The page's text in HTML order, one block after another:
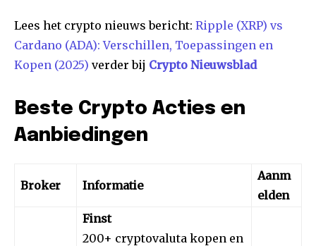
Lees het crypto nieuws bericht: Ripple (XRP) vs
Cardano (ADA): Verschillen, Toepassingen en
Kopen (2025) verder bij Crypto Nieuwsblad
Beste Crypto Acties en
Aanbiedingen
Broker Informatie
Aanm
elden
Finst
200+ cryptovaluta kopen en